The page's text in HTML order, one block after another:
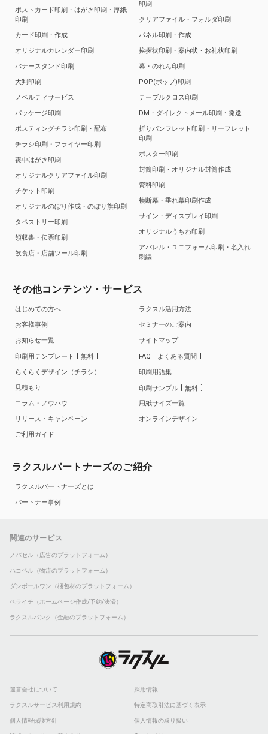
ポストカード印刷・はがき印刷・厚紙
印刷
カード印刷・作成
オリジナルカレンダー印刷
バナースタンド印刷
大判印刷
ノベルティサービス
パッケージ印刷
ポスティングチラシ印刷・配布
チラシ印刷・フライヤー印刷
喪中はがき印刷
オリジナルクリアファイル印刷
チケット印刷
オリジナルのぼり作成・のぼり旗印刷
タペストリー印刷
領収書・伝票印刷
飲食店・店舗ツール印刷
印刷
クリアファイル・フォルダ印刷
パネル印刷・作成
挨拶状印刷・案内状・お礼状印刷
幕・のれん印刷
POP(ポップ)印刷
テーブルクロス印刷
DM・ダイレクトメール印刷・発送
折りパンフレット印刷・リーフレット
印刷
ポスター印刷
封筒印刷・オリジナル封筒作成
資料印刷
横断幕・垂れ幕印刷作成
サイン・ディスプレイ印刷
オリジナルうちわ印刷
アパレル・ユニフォーム印刷・名入れ
刺繍
その他コンテンツ・サービス
はじめての方へ
お客様事例
お知らせ一覧
印刷用テンプレート
無料
らくらくデザイン（チラシ）
見積もり
コラム・ノウハウ
リリース・キャンペーン
ご利用ガイド
ラクスル活用方法
セミナーのご案内
サイトマップ
FAQ
よくある質問
印刷用語集
印刷サンプル
無料
用紙サイズ一覧
オンラインデザイン
ラクスルパートナーズのご紹介
ラクスルパートナーズとは
パートナー事例
関連のサービス
ノバセル（広告のプラットフォーム）
ハコベル（物流のプラットフォーム）
ダンボールワン（梱包材のプラットフォーム）
ペライチ（ホームページ作成/予約/決済）
ラクスルバンク（金融のプラットフォーム）
運営会社について 採用情報
ラクスルサービス利用規約 特定商取引法に基づく表示
個人情報保護方針 個人情報の取り扱い